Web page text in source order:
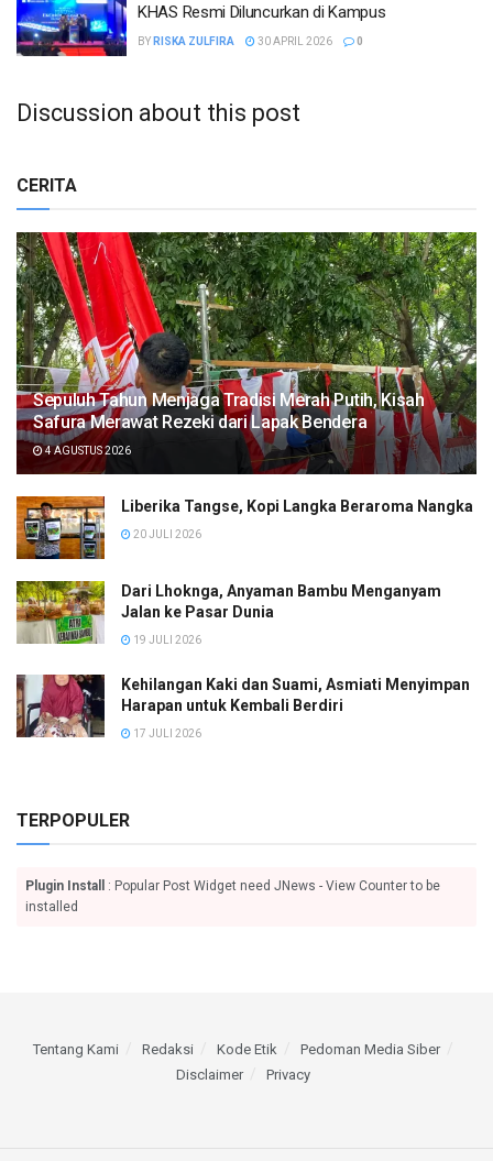
KHAS Resmi Diluncurkan di Kampus
BY RISKA ZULFIRA 30 APRIL 2026 0
Discussion about this post
CERITA
Sepuluh Tahun Menjaga Tradisi Merah Putih, Kisah
Safura Merawat Rezeki dari Lapak Bendera
4 AGUSTUS 2026
Liberika Tangse, Kopi Langka Beraroma Nangka
20 JULI 2026
Dari Lhoknga, Anyaman Bambu Menganyam
Jalan ke Pasar Dunia
19 JULI 2026
Kehilangan Kaki dan Suami, Asmiati Menyimpan
Harapan untuk Kembali Berdiri
17 JULI 2026
TERPOPULER
Plugin Install
: Popular Post Widget need JNews - View Counter to be
installed
Tentang Kami Redaksi Kode Etik
Pedoman Media Siber
Disclaimer
Privacy